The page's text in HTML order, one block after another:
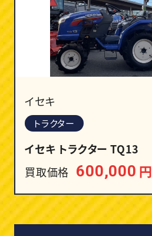
イセキ
トラクター
イセキ トラクター TQ13
買取価格 600,000 円